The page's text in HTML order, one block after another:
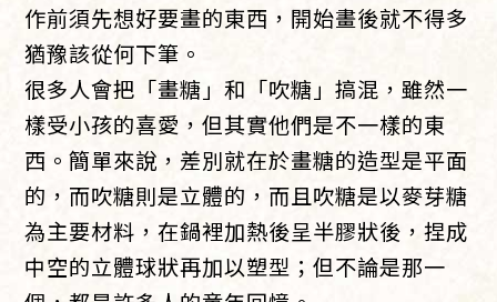
作前須先想好要畫的東西，開始畫後就不得多
猶豫該從何下筆。
很多人會把「畫糖」和「吹糖」搞混，雖然一
樣受小孩的喜愛，但其實他們是不一樣的東
西。簡單來說，差別就在於畫糖的造型是平面
的，而吹糖則是立體的，而且吹糖是以麥芽糖
為主要材料，在鍋裡加熱後呈半膠狀後，捏成
中空的立體球狀再加以塑型；但不論是那一